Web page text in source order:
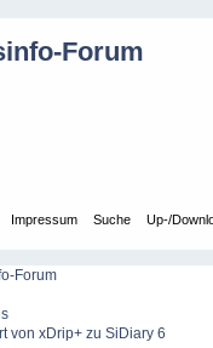
Impressum Suche Up-/
Forum
von xDrip+ zu SiDiary 6